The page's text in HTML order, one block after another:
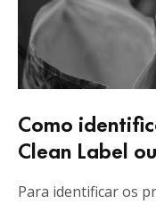
Como
Clean Label
Para identificar os